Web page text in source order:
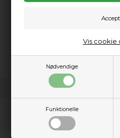
Nødvendige
Funktionelle
Vis cookie
Den giver optimal beskyttelse
og erfarne vandsportsudøvere.
Kundeservice
Kajakhotellet ApS